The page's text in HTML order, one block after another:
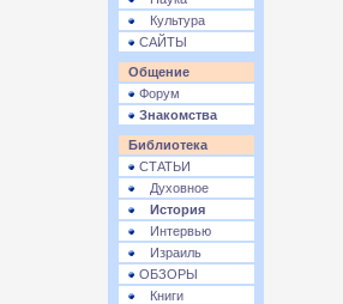
Культура
САЙТЫ
Общение
Форум
Знакомства
Библиотека
СТАТЬИ
Духовное
История
Интервью
Израиль
ОБЗОРЫ
Книги